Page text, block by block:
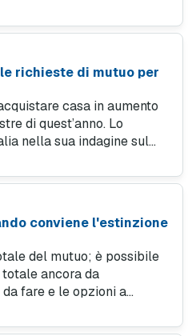
richieste di mutuo per
casa in aumento
di quest’anno. Lo
nella sua indagine sul
variabile.
conviene l'estinzione
del mutuo; è possibile
ancora da
fare e le opzioni a